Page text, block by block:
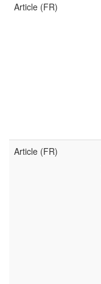
Article (FR)
Article (FR)